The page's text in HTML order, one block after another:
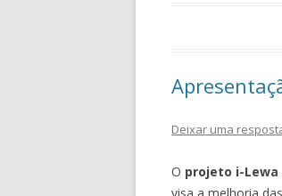
Deixar uma
O projeto i-Lewa